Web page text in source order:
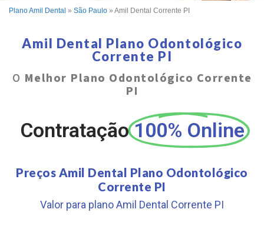
Plano Amil Dental » São Paulo » Amil Dental Corrente PI
Amil Dental Plano Odontológico
Corrente PI
O Melhor Plano Odontológico Corrente
PI
Contratação 100% Online
Preços Amil Dental Plano Odontológico
Corrente PI
Valor para plano Amil Dental Corrente PI